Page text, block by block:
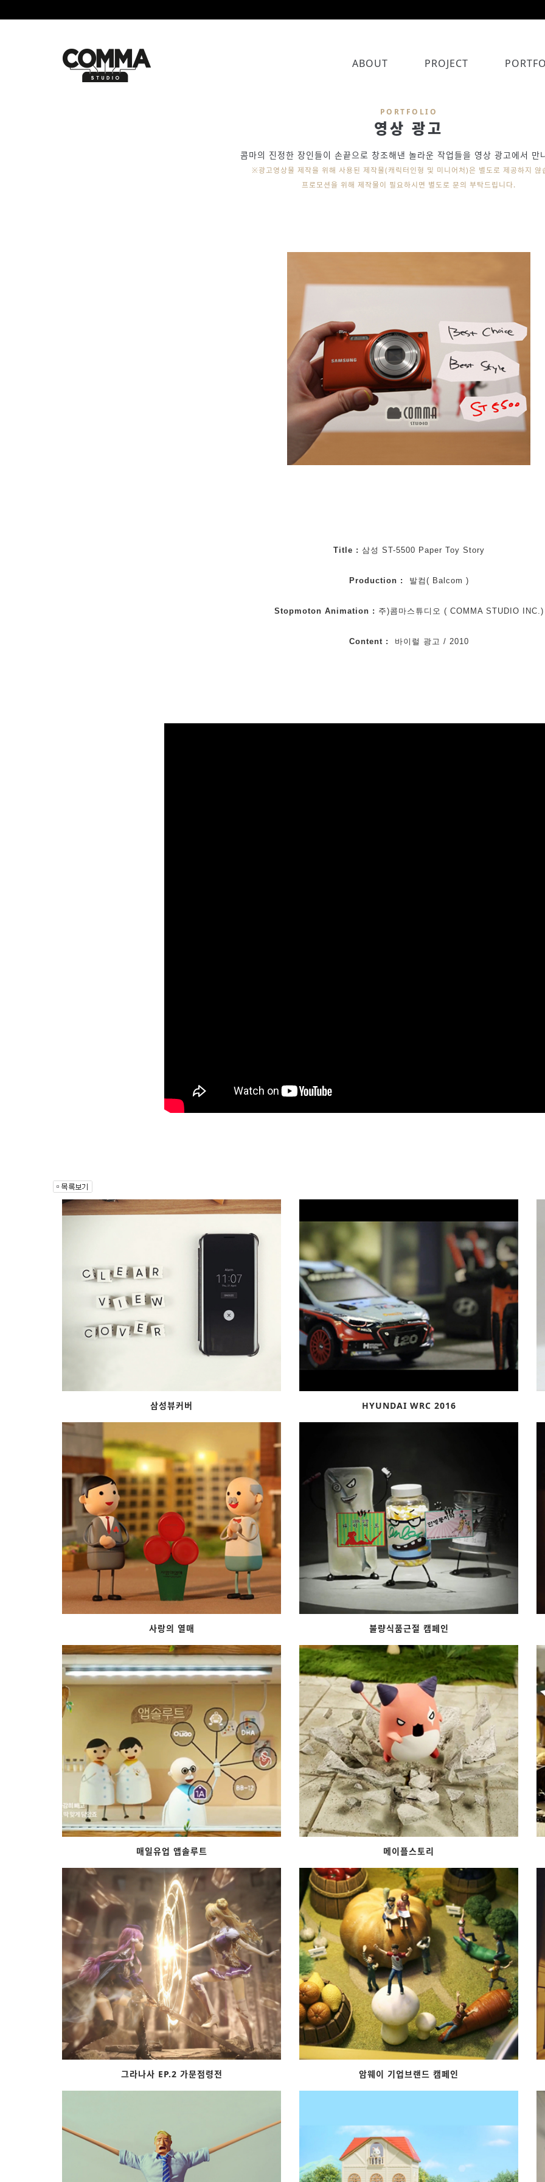
ABOUT PROJECT
PORTFOLIO
영상 광고
콤마의 진정한 장인들이 손끝으로 창조해낸 놀라운 작업들을 영상 광고에서 만
※광고영상물 제작을 위해 사용된 제작물(캐릭터인형 및 미니어처)은 별도로 제공하지 않
프로모션을 위해 제작물이 필요하시면 별도로 문의 부탁드립니다.
Title : 삼성 ST-5500 Paper Toy Story
Production : 발컴 ( Balcom )
Stopmoton Animation : 주)콤마스튜디오 ( COMMA STUDIO INC.)
Content : 바이럴 광고 / 2010
삼성뷰커버 HYUNDAI WRC 2016
사랑의 열매 불량식품근절 캠페인
매일유업 앱솔루트 메이플스토리
그라나사 EP.2 가문점령전 암웨이 기업브랜드 캠페인